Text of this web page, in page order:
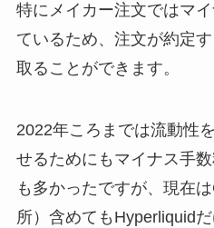
特にメイカー注文ではマ
ているため、注文が約定
取ることができます。
2022年ころまでは流動性
せるためにもマイナス手
も多かったですが、現在
所）含めてもHyperliquidだ